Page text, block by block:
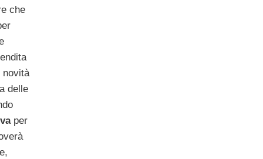
che
novità
delle
per